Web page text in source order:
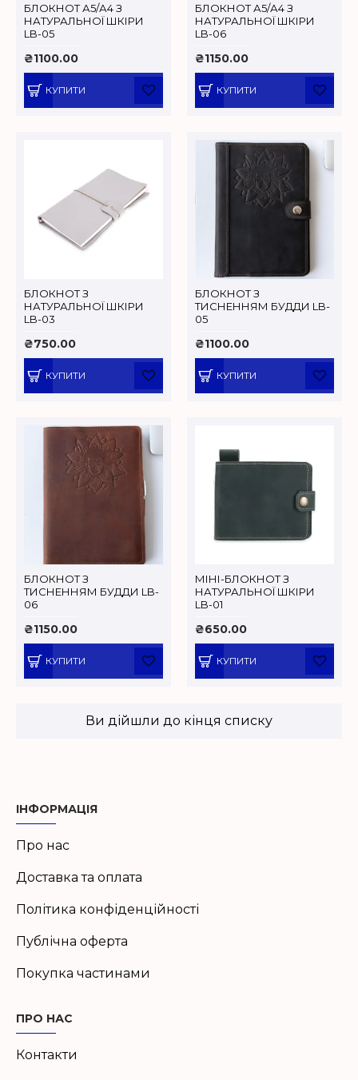
БЛОКНОТ А5/А4 З
НАТУРАЛЬНОЇ ШКІРИ
LB-05
₴1100.00
КУПИТИ
БЛОКНОТ А5/А4 З
НАТУРАЛЬНОЇ ШКІРИ
LB-06
₴1150.00
КУПИТИ
БЛОКНОТ З
НАТУРАЛЬНОЇ ШКІРИ
LB-03
₴750.00
КУПИТИ
БЛОКНОТ З
ТИСНЕННЯМ БУДДИ LB-
05
₴1100.00
КУПИТИ
БЛОКНОТ З
ТИСНЕННЯМ БУДДИ LB-
06
₴1150.00
КУПИТИ
МІНІ-БЛОКНОТ З
НАТУРАЛЬНОЇ ШКІРИ
LB-01
₴650.00
КУПИТИ
Ви дійшли до кінця списку
ІНФОРМАЦІЯ
Про нас
Доставка та оплата
Політика конфіденційності
Публічна оферта
Покупка частинами
ПРО НАС
Контакти